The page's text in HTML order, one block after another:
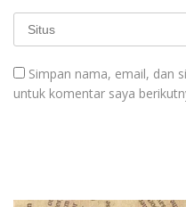
Simpan nama, email, dan
untuk komentar saya